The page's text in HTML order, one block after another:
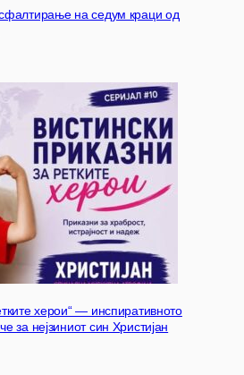
на седум краци од
херои“ — инспиративното
за нејзиниот син Христијан